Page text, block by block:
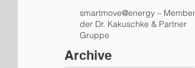
smartmove@energy – Member
der Dr. Kakuschke & Partner
Gruppe
Archive